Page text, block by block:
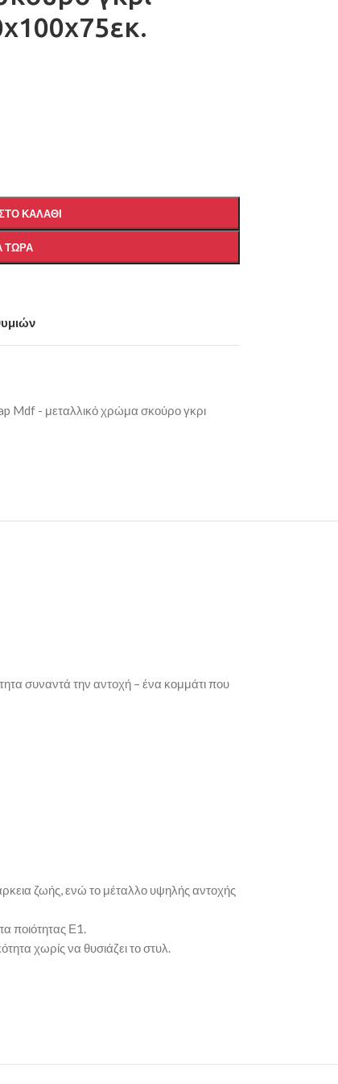
ΚΑΛΆΘΙ
ΤΏΡΑ
Mdf - μεταλλικό χρώμα σκούρο γκρι
συναντά την αντοχή – ένα κομμάτι που
ζωής, ενώ το μέταλλο υψηλής αντοχής
ποιότητας Ε1.
χωρίς να θυσιάζει το στυλ.